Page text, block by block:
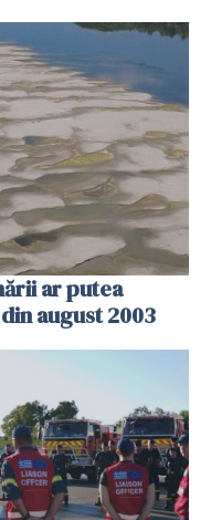
ar putea
august 2003